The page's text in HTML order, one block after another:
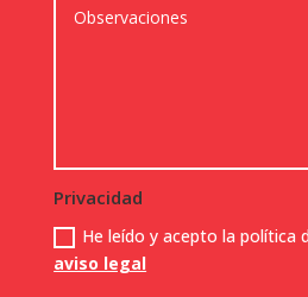
Privacidad
He leído y acepto la política
aviso legal